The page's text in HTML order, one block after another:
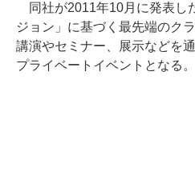
同社が2011年10月に発表し
ジョン」に基づく最先端のク
講演やセミナー、展示などを
プライベートイベントとなる。